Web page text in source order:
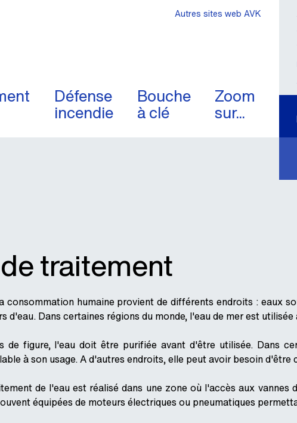
Défense
incendie
Bouche
à clé
Zoom
sur...
Autres sites web AVK
traitement
consommation humaine provient de différents endroits : eaux
d'eau. Dans certaines régions du monde, l'eau de mer est
de figure, l'eau doit être purifiée avant d'être utilisée. Dans
à son usage. A d'autres endroits, elle peut avoir besoin
de l'eau est réalisé dans une zone où l'accès aux vannes
équipées de moteurs électriques ou pneumatiques